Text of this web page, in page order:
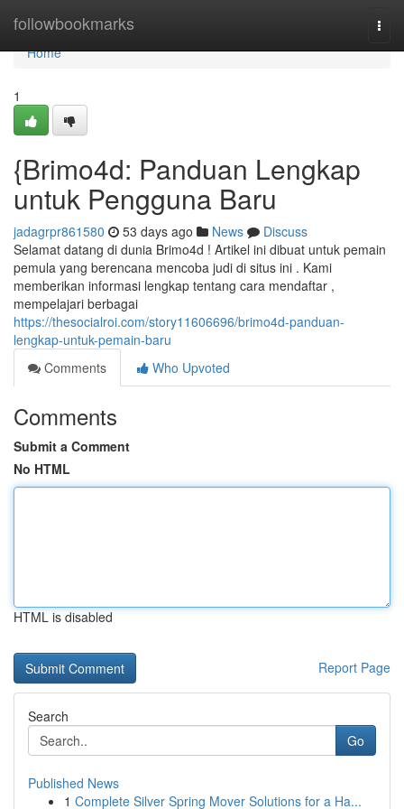
followbookmarks
Home
Home
1
{Brimo4d: Panduan Lengkap
untuk Pengguna Baru
jadagrpr861580 53 days ago News
Discuss
Selamat datang di dunia Brimo4d ! Artikel ini dibuat untuk pemain
pemula yang berencana mencoba judi di situs ini . Kami
memberikan informasi lengkap tentang cara mendaftar ,
mempelajari berbagai
https://thesocialroi.com/story11606696/brimo4d-panduan-
lengkap-untuk-pemain-baru
Comments
Who Upvoted
Comments
Submit a Comment
No HTML
HTML is disabled
Report Page
Search
Go
Published News
1 Complete Silver Spring Mover Solutions for a Ha...